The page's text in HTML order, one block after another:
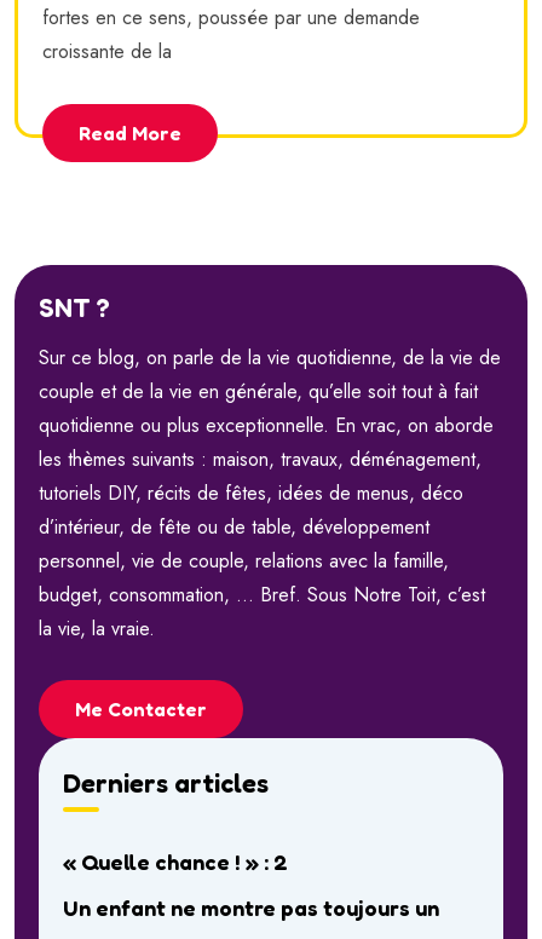
fortes en ce sens, poussée par une demande
croissante de la
Read More
SNT ?
Sur ce blog, on parle de la vie quotidienne, de la vie de
couple et de la vie en générale, qu’elle soit tout à fait
quotidienne ou plus exceptionnelle. En vrac, on aborde
les thèmes suivants : maison, travaux, déménagement,
tutoriels DIY, récits de fêtes, idées de menus, déco
d’intérieur, de fête ou de table, développement
personnel, vie de couple, relations avec la famille,
budget, consommation, … Bref. Sous Notre Toit, c’est
la vie, la vraie.
Me Contacter
Derniers articles
« Quelle chance ! » : 2
Un enfant ne montre pas toujours un